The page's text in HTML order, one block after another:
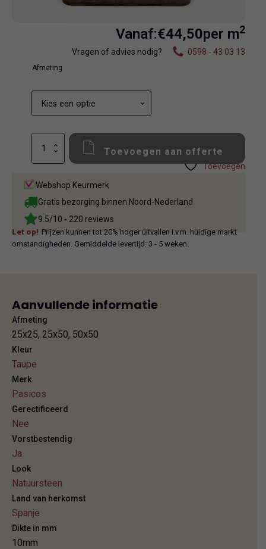
Vanaf:€44,50per m2
Vragen of advies nodig? 0598 - 43 03 13
Afmeting
Pasicos
Memphis
Marengo
aantal
Toevoegen aan offerte
Toevoegen
Webshop Keurmerk
Gratis bezorging binnen Noord-Nederland
9.5/10 - 220 reviews
Let op! Prijzen kunnen tot 20% hoger uitvallen i.v.m. huidige markt
omstandigheden. Gemiddelde levertijd: 3 - 5 weken.
Aanvullende informatie
Afmeting
25x25, 25x50, 50x50
Kleur
Taupe
Merk
Pasicos
Gerectificeerd
Nee
Vorstbestendig
Ja
Look
Natuursteen
Land van herkomst
Spanje
Dikte in mm
10mm